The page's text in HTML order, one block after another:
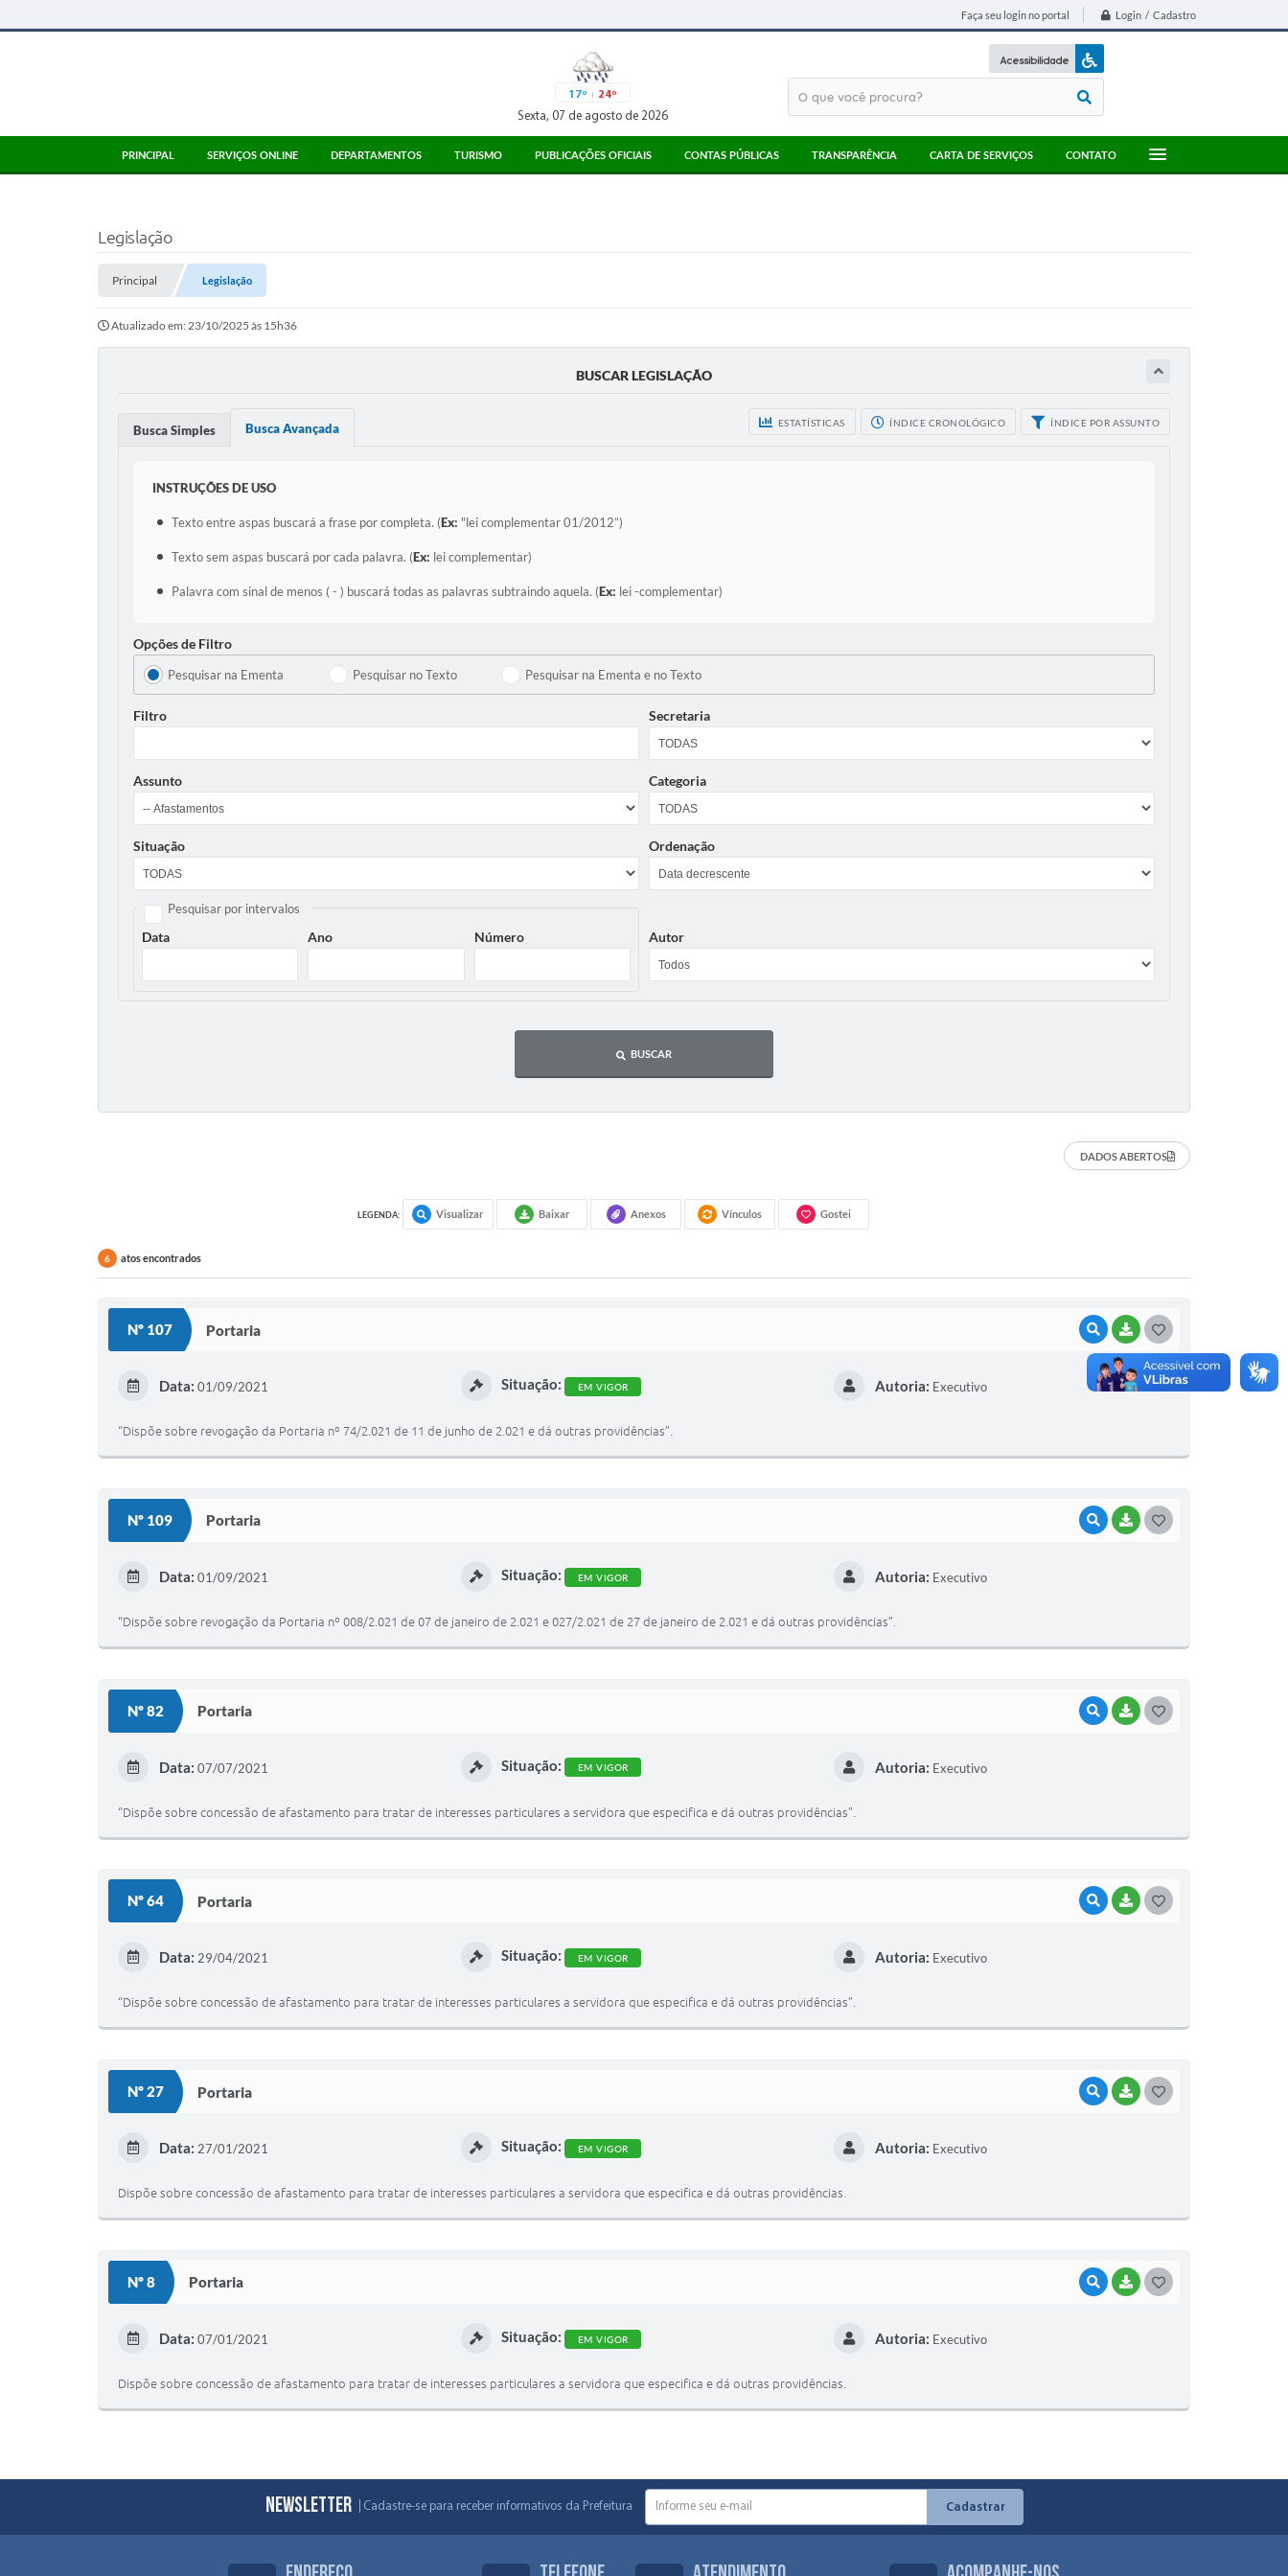
Faça seu login no portal Login / Cadastro
17º 24º
Sexta, 07 de agosto de 2026
Acessibilidade A+
PRINCIPAL SERVIÇOS ONLINE DEPARTAMENTOS TURISMO PUBLICAÇÕES OFICIAIS CONTAS PÚBLICAS TRANSPARÊNCIA CARTA DE SERVIÇOS CONTATO
Legislação
Principal Legislação
Atualizado em: 23/10/2025 às 15h36
BUSCAR LEGISLAÇÃO
ESTATÍSTICAS ÍNDICE CRONOLÓGICO ÍNDICE POR ASSUNTO
Busca Simples Busca Avançada
INSTRUÇÕES DE USO
Texto entre aspas buscará a frase por completa. (Ex: "lei complementar 01/2012”)
Texto sem aspas buscará por cada palavra. (Ex: lei complementar)
Palavra com sinal de menos ( - ) buscará todas as palavras subtraindo aquela. (Ex: lei -complementar)
Opções de Filtro
Pesquisar na Ementa Pesquisar no Texto Pesquisar na Ementa e no Texto
Filtro Secretaria
Assunto Categoria
Situação Ordenação
Pesquisar por intervalos
Data Ano Número Autor
BUSCAR
DADOS ABERTOS
LEGENDA: Visualizar Baixar Anexos Vínculos Gostei
6 atos encontrados
Nº 107 Portaria VISUALIZAR
BAIXAR
Data: 01/09/2021 Situação: EM VIGOR Autoria: Executivo
“Dispõe sobre revogação da Portaria nº 74/2.021 de 11 de junho de 2.021 e dá outras providências”.
Nº 109 Portaria VISUALIZAR
BAIXAR
Data: 01/09/2021 Situação: EM VIGOR Autoria: Executivo
“Dispõe sobre revogação da Portaria nº 008/2.021 de 07 de janeiro de 2.021 e 027/2.021 de 27 de janeiro de 2.021 e dá outras providências”.
Nº 82 Portaria VISUALIZAR
BAIXAR
Data: 07/07/2021 Situação: EM VIGOR Autoria: Executivo
“Dispõe sobre concessão de afastamento para tratar de interesses particulares a servidora que especifica e dá outras providências”.
Nº 64 Portaria VISUALIZAR
BAIXAR
Data: 29/04/2021 Situação: EM VIGOR Autoria: Executivo
“Dispõe sobre concessão de afastamento para tratar de interesses particulares a servidora que especifica e dá outras providências”.
Nº 27 Portaria VISUALIZAR
BAIXAR
Data: 27/01/2021 Situação: EM VIGOR Autoria: Executivo
Dispõe sobre concessão de afastamento para tratar de interesses particulares a servidora que especifica e dá outras providências.
Nº 8 Portaria VISUALIZAR
BAIXAR
Data: 07/01/2021 Situação: EM VIGOR Autoria: Executivo
Dispõe sobre concessão de afastamento para tratar de interesses particulares a servidora que especifica e dá outras providências.
Newsletter Cadastre-se para receber informativos da Prefeitura Cadastrar